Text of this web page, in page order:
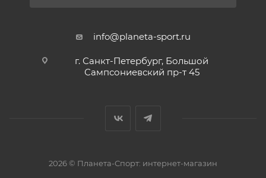
info@planeta-sport.ru
г. Санкт-Петербург, Большой
Сампсониевский пр-т 45
2026 © Планета-Спорт: интернет-магазин